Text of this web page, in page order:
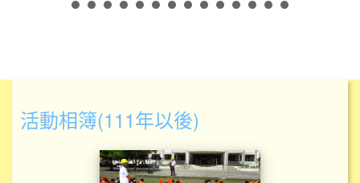
活動相簿(111年以後)
1120921國家防災日